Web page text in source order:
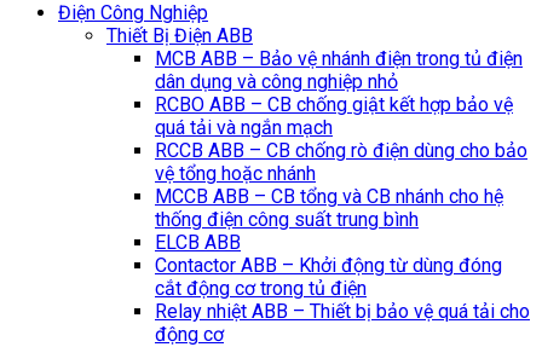
Điện Công Nghiệp
Thiết Bị Điện ABB
MCB ABB – Bảo vệ nhánh điện trong tủ điện
dân dụng và công nghiệp nhỏ
RCBO ABB – CB chống giật kết hợp bảo vệ
quá tải và ngắn mạch
RCCB ABB – CB chống rò điện dùng cho bảo
vệ tổng hoặc nhánh
MCCB ABB – CB tổng và CB nhánh cho hệ
thống điện công suất trung bình
ELCB ABB
Contactor ABB – Khởi động từ dùng đóng
cắt động cơ trong tủ điện
Relay nhiệt ABB – Thiết bị bảo vệ quá tải cho
động cơ